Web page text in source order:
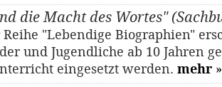
die Macht des Wortes"
"Lebendige Biographien"
und Jugendliche ab 10 Jahren
eingesetzt werden. mehr »